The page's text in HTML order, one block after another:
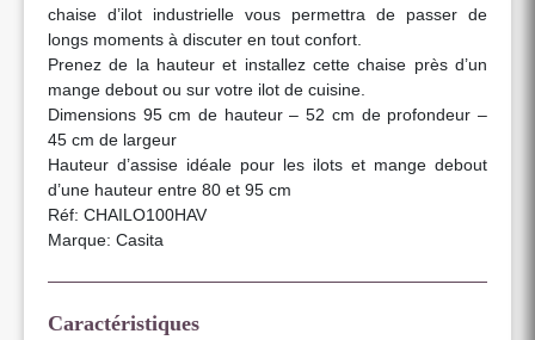
chaise d’ilot industrielle vous permettra de passer de
longs moments à discuter en tout confort.
Prenez de la hauteur et installez cette chaise près d’un
mange debout ou sur votre ilot de cuisine.
Dimensions 95 cm de hauteur – 52 cm de profondeur –
45 cm de largeur
Hauteur d’assise idéale pour les ilots et mange debout
d’une hauteur entre 80 et 95 cm
Réf: CHAILO100HAV
Marque: Casita
Caractéristiques